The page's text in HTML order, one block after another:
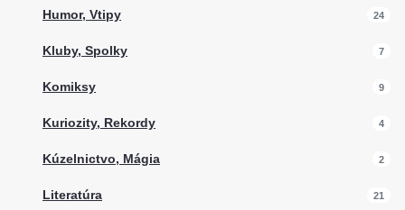
Humor, Vtipy 24
Kluby, Spolky 7
Komiksy 9
Kuriozity, Rekordy 4
Kúzelnictvo, Mágia 2
Literatúra 21